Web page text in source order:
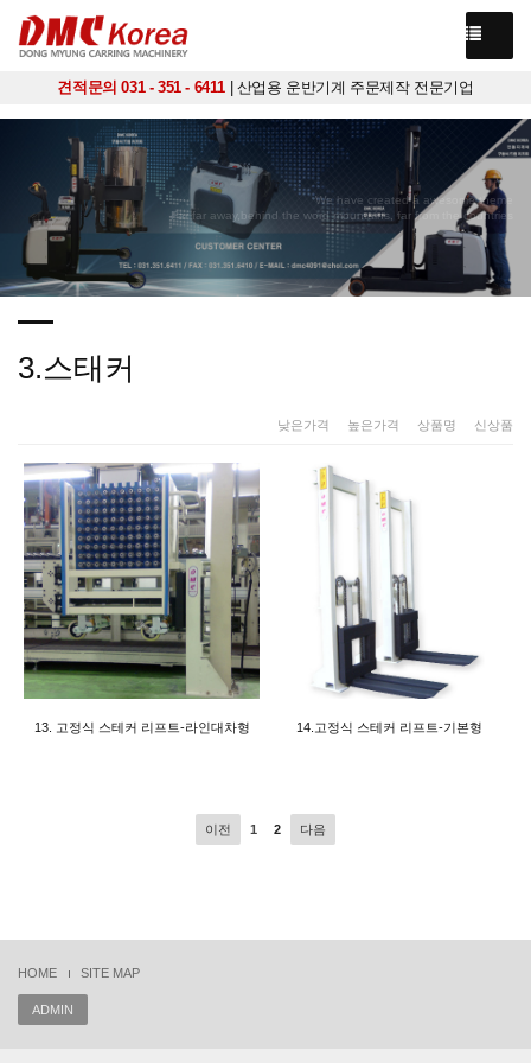
견적문의 031 - 351 - 6411 | 산업용 운반기계 주문제작 전문기업
We have created a awesome theme
Far far away,behind the word mountains, far from the countries
3.스태커
낮은가격 높은가격 상품명 신상품
13. 고정식 스테커 리프트-라인대차형 14.고정식 스테커 리프트-기본형
이전 1 2 다음
HOME SITE MAP
ADMIN